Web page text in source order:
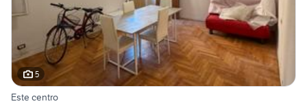
5
Este centro